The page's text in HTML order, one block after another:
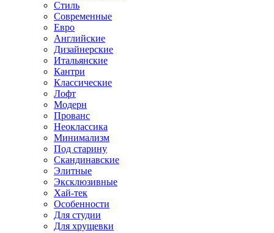
Стиль
Современные
Евро
Английские
Дизайнерские
Итальянские
Кантри
Классические
Лофт
Модерн
Прованс
Неоклассика
Минимализм
Под старину
Скандинавские
Элитные
Эксклюзивные
Хай-тек
Особенности
Для студии
Для хрущевки